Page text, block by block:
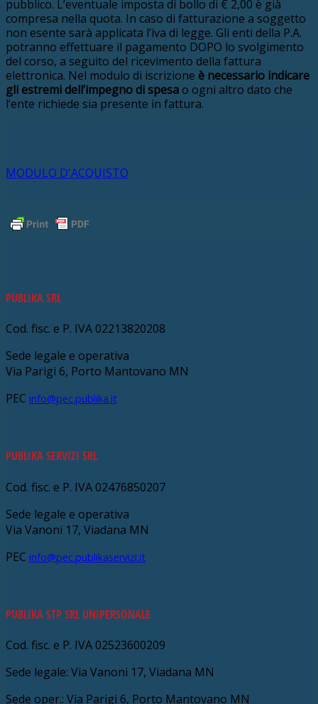
pubblico. L’eventuale imposta di bollo di € 2,00 è già
compresa nella quota. In caso di fatturazione a soggetto
non esente sarà applicata l’iva di legge. Gli enti della P.A.
potranno effettuare il pagamento DOPO lo svolgimento
del corso, a seguito del ricevimento della fattura
elettronica. Nel modulo di iscrizione è necessario indicare
gli estremi dell’impegno di spesao ogni altro dato che
l’ente richiede sia presente in fattura.
MODULO D'ACQUISTO
PUBLIKA SRL
Cod. fisc. e P. IVA 02213820208
Sede legale e operativa
Via Parigi 6, Porto Mantovano MN
PEC info@pec.publika.it
PUBLIKA SERVIZI SRL
Cod. fisc. e P. IVA 02476850207
Sede legale e operativa
Via Vanoni 17, Viadana MN
PEC info@pec.publikaservizi.it
PUBLIKA STP SRL UNIPERSONALE
Cod. fisc. e P. IVA 02523600209
Sede legale: Via Vanoni 17, Viadana MN
Sede oper.: Via Parigi 6, Porto Mantovano MN